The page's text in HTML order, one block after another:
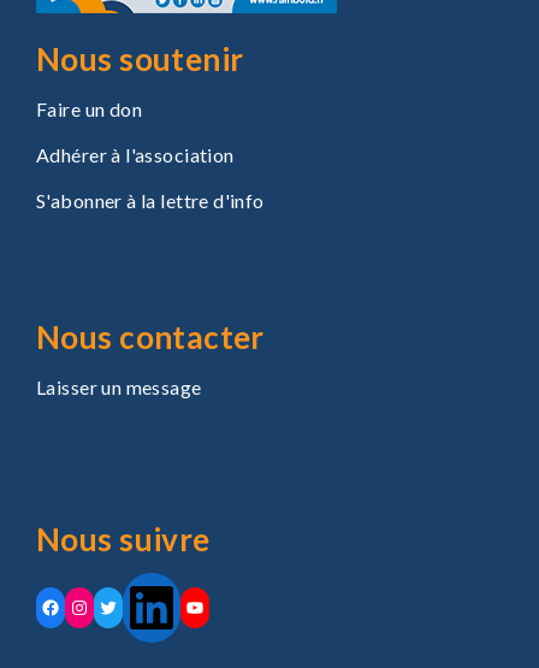
Nous soutenir
Faire un don
Adhérer à l'association
S'abonner à la lettre d'info
Nous contacter
Laisser un message
Nous suivre